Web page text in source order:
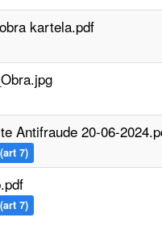
kartela.pdf
Antifraude 20-06-
7)
7)